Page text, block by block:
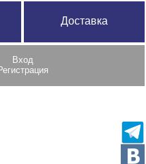
Доставка
Вход